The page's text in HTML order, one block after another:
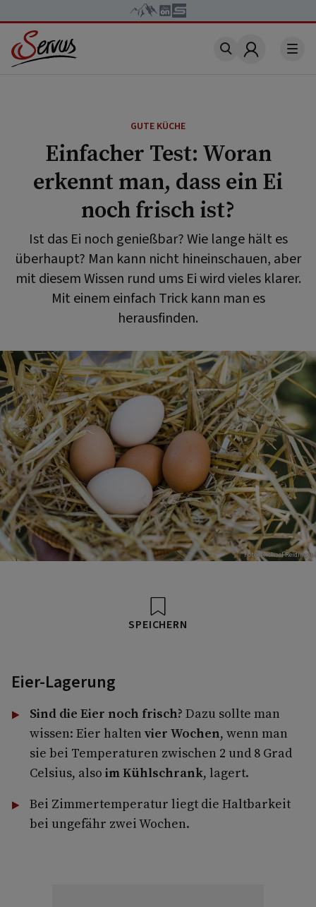
Account
GUTE KÜCHE
Einfacher Test: Woran
erkennt man, dass ein Ei
noch frisch ist?
Ist das Ei noch genießbar? Wie lange hält es
überhaupt? Man kann nicht hineinschauen, aber
mit diesem Wissen rund ums Ei wird vieles klarer.
Mit einem einfach Trick kann man es
herausfinden.
Foto: Michael Reidinger
SPEICHERN
Eier-Lagerung
Sind die Eier noch frisch? Dazu sollte man
wissen: Eier halten vier Wochen, wenn man
sie bei Temperaturen zwischen 2 und 8 Grad
Celsius, also im Kühlschrank, lagert.
Bei Zimmertemperatur liegt die Haltbarkeit
bei ungefähr zwei Wochen.